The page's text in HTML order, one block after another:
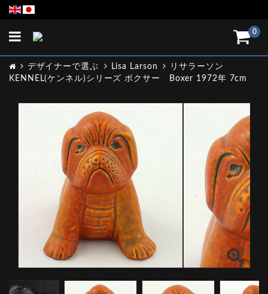
0
Toggle
デザイナーで選ぶ Lisa Larson
リサラーソン
KENNEL(ケンネル)シリーズ ボクサー Boxer 1972年 7cm